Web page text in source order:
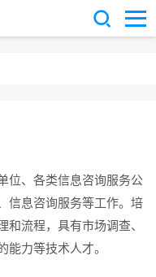
位、各类信息咨询服务公
信息咨询服务等工作。培
流程，具有市场调查、
力等技术人才。